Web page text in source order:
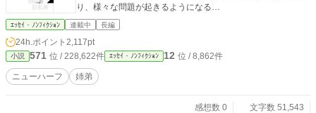
り、様々な問題が起きるようになる…
ｴｯｾｲ・ﾉﾝﾌｨｸｼｮﾝ 連載中 長編
24h.ポイント 2,117pt
小説 571 位 / 228,622件 ｴｯｾｲ・ﾉﾝﾌｨｸｼｮﾝ 12 位 / 8,862件
ニューハーフ 姉弟
感想数 0
文字数 51,543